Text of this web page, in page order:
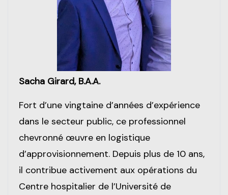
Sacha Girard, B.A.A.
Fort d’une vingtaine d’années d’expérience
dans le secteur public, ce professionnel
chevronné œuvre en logistique
d’approvisionnement. Depuis plus de 10 ans,
il contribue activement aux opérations du
Centre hospitalier de l’Université de